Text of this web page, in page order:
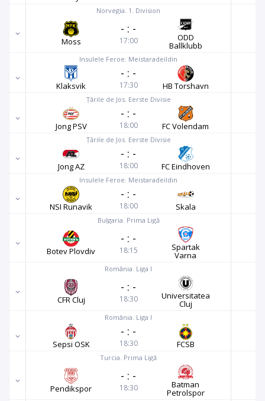
Norvegia. 1. Division
Moss
- : -
17:00 ODD
Ballklubb
Insulele Feroe. Meistaradeildin
Klaksvik
- : -
17:30 HB Torshavn
Țările de Jos. Eerste Divisie
Jong PSV
- : -
18:00 FC Volendam
Țările de Jos. Eerste Divisie
Jong AZ
- : -
18:00 FC Eindhoven
Insulele Feroe. Meistaradeildin
NSI Runavik
- : -
18:00 Skala
Bulgaria. Prima Ligă
Botev Plovdiv
- : -
18:15 Spartak
Varna
România. Liga I
CFR Cluj
- : -
18:30 Universitatea
Cluj
România. Liga I
Sepsi OSK
- : -
18:30 FCSB
Turcia. Prima Ligă
Pendikspor
- : -
18:30 Batman
Petrolspor